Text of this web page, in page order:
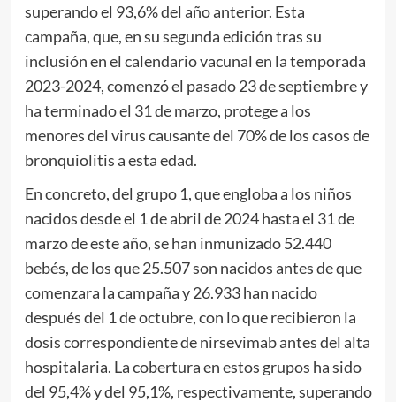
superando el 93,6% del año anterior. Esta
campaña, que, en su segunda edición tras su
inclusión en el calendario vacunal en la temporada
2023-2024, comenzó el pasado 23 de septiembre y
ha terminado el 31 de marzo, protege a los
menores del virus causante del 70% de los casos de
bronquiolitis a esta edad.
En concreto, del grupo 1, que engloba a los niños
nacidos desde el 1 de abril de 2024 hasta el 31 de
marzo de este año, se han inmunizado 52.440
bebés, de los que 25.507 son nacidos antes de que
comenzara la campaña y 26.933 han nacido
después del 1 de octubre, con lo que recibieron la
dosis correspondiente de nirsevimab antes del alta
hospitalaria. La cobertura en estos grupos ha sido
del 95,4% y del 95,1%, respectivamente, superando